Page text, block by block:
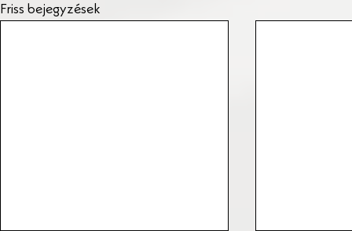
Friss bejegyzések